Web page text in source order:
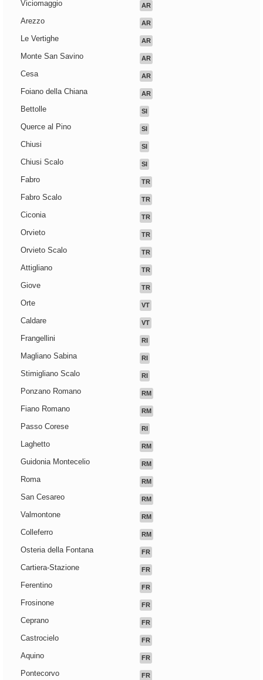
Viciomaggio AR
Arezzo AR
Le Vertighe AR
Monte San Savino AR
Cesa AR
Foiano della Chiana AR
Bettolle SI
Querce al Pino SI
Chiusi SI
Chiusi Scalo SI
Fabro TR
Fabro Scalo TR
Ciconia TR
Orvieto TR
Orvieto Scalo TR
Attigliano TR
Giove TR
Orte VT
Caldare VT
Frangellini RI
Magliano Sabina RI
Stimigliano Scalo RI
Ponzano Romano RM
Fiano Romano RM
Passo Corese RI
Laghetto RM
Guidonia Montecelio RM
Roma RM
San Cesareo RM
Valmontone RM
Colleferro RM
Osteria della Fontana FR
Cartiera-Stazione FR
Ferentino FR
Frosinone FR
Ceprano FR
Castrocielo FR
Aquino FR
Pontecorvo FR